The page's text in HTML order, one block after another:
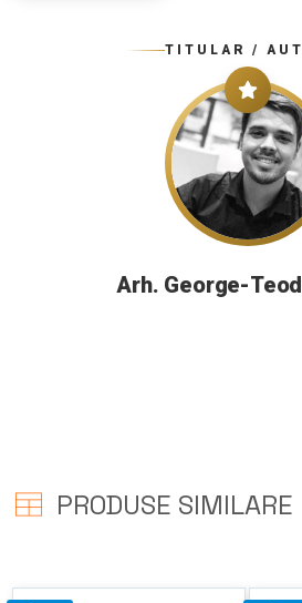
TITULAR /
Arh. George-
PRODUSE SIMILARE